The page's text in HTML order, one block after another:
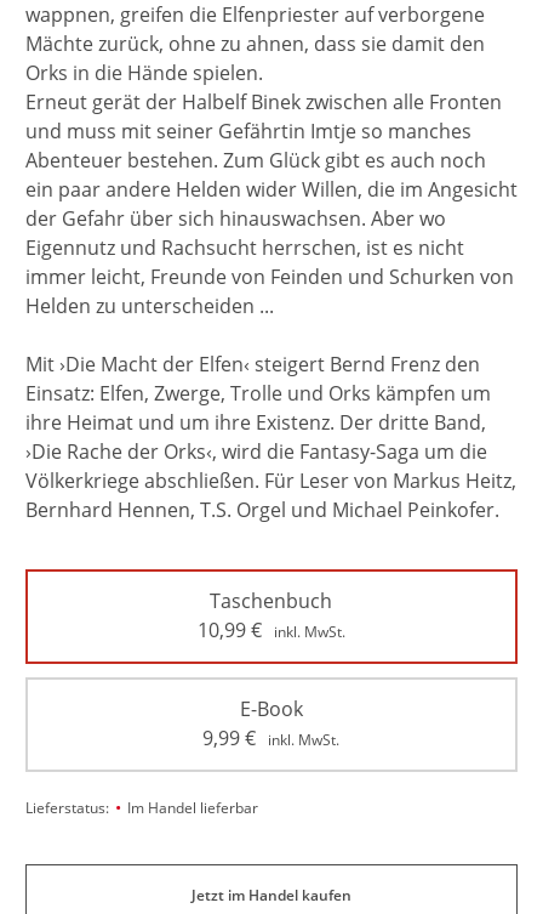
wappnen, greifen die Elfenpriester auf verborgene
Mächte zurück, ohne zu ahnen, dass sie damit den
Orks in die Hände spielen.
Erneut gerät der Halbelf Binek zwischen alle Fronten
und muss mit seiner Gefährtin Imtje so manches
Abenteuer bestehen. Zum Glück gibt es auch noch
ein paar andere Helden wider Willen, die im Angesicht
der Gefahr über sich hinauswachsen. Aber wo
Eigennutz und Rachsucht herrschen, ist es nicht
immer leicht, Freunde von Feinden und Schurken von
Helden zu unterscheiden ...
Mit ›Die Macht der Elfen‹ steigert Bernd Frenz den
Einsatz: Elfen, Zwerge, Trolle und Orks kämpfen um
ihre Heimat und um ihre Existenz. Der dritte Band,
›Die Rache der Orks‹, wird die Fantasy-Saga um die
Völkerkriege abschließen. Für Leser von Markus Heitz,
Bernhard Hennen, T.S. Orgel und Michael Peinkofer.
Taschenbuch
10,99€ inkl. MwSt.
E-Book
9,99€ inkl. MwSt.
Lieferstatus: • Im Handel lieferbar
Jetzt im Handel kaufen